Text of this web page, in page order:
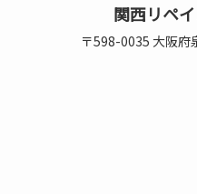
関西リペ
〒598-0035 大阪府